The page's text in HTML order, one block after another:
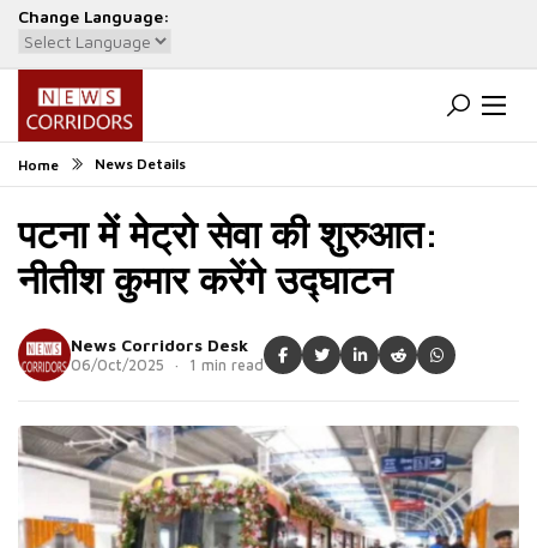
Change Language:
Powered by Translate
Home News Details
पटना में मेट्रो सेवा की शुरुआत:
नीतीश कुमार करेंगे उद्घाटन
News Corridors Desk
06/Oct/2025 · 1 min read